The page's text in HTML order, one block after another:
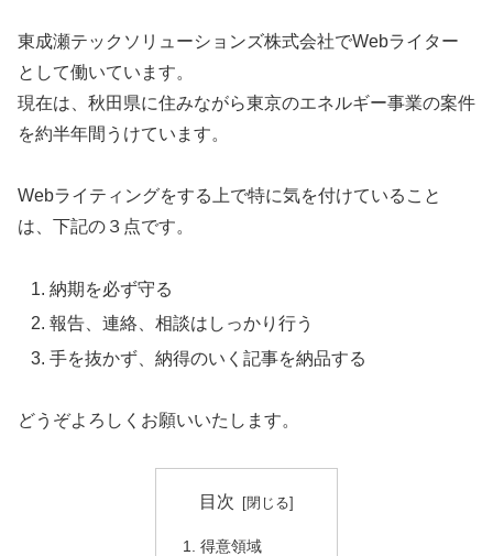
東成瀬テックソリューションズ株式会社でWebライター
として働いています。
現在は、秋田県に住みながら東京のエネルギー事業の案件
を約半年間うけています。
Webライティングをする上で特に気を付けていること
は、下記の３点です。
納期を必ず守る
報告、連絡、相談はしっかり行う
手を抜かず、納得のいく記事を納品する
どうぞよろしくお願いいたします。
目次
得意領域